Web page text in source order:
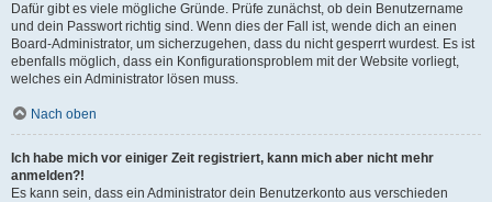
Dafür gibt es viele mögliche Gründe. Prüfe zunächst, ob dein Benutzername
und dein Passwort richtig sind. Wenn dies der Fall ist, wende dich an einen
Board-Administrator, um sicherzugehen, dass du nicht gesperrt wurdest. Es ist
ebenfalls möglich, dass ein Konfigurationsproblem mit der Website vorliegt,
welches ein Administrator lösen muss.
Nach oben
Ich habe mich vor einiger Zeit registriert, kann mich aber nicht mehr
anmelden?!
Es kann sein, dass ein Administrator dein Benutzerkonto aus verschieden